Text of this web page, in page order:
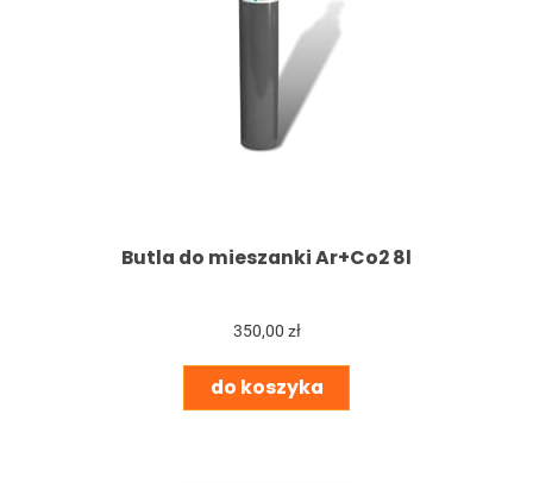
Butla do mieszanki Ar+Co2 8l
350,00 zł
do koszyka